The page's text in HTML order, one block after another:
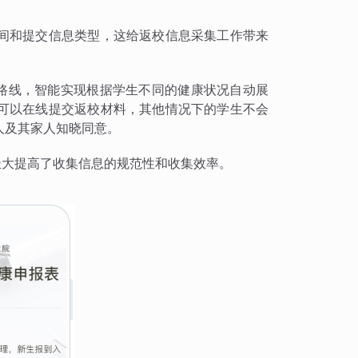
和提交信息类型，这给返校信息采集工作带来
线，智能实现根据学生不同的健康状况自动展
以在线提交返校材料，其他情况下的学生不会
其家人知晓同意。
提高了收集信息的规范性和收集效率。